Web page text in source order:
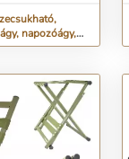
napozóágy,
(BB-5382)